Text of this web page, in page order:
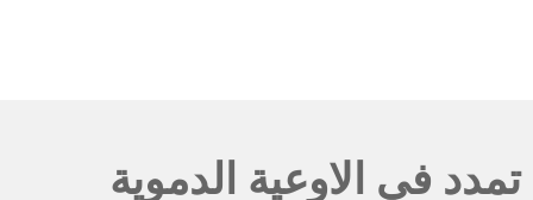
تمدد في الاوعية الدموية